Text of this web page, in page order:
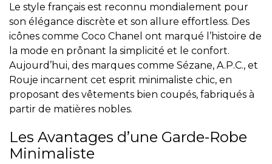
Le style français est reconnu mondialement pour
son élégance discrète et son allure effortless. Des
icônes comme Coco Chanel ont marqué l’histoire de
la mode en prônant la simplicité et le confort.
Aujourd’hui, des marques comme Sézane, A.P.C., et
Rouje incarnent cet esprit minimaliste chic, en
proposant des vêtements bien coupés, fabriqués à
partir de matières nobles.
Les Avantages d’une Garde-Robe
Minimaliste